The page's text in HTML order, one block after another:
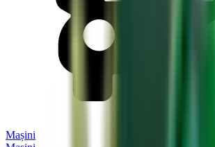
Mașini